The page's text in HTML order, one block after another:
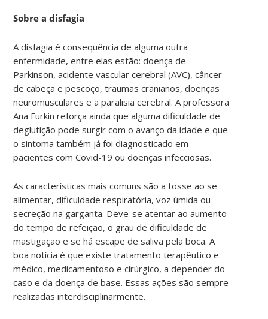
Sobre a disfagia
A disfagia é consequência de alguma outra
enfermidade, entre elas estão: doença de
Parkinson, acidente vascular cerebral (AVC), câncer
de cabeça e pescoço, traumas cranianos, doenças
neuromusculares e a paralisia cerebral. A professora
Ana Furkin reforça ainda que alguma dificuldade de
deglutição pode surgir com o avanço da idade e que
o sintoma também já foi diagnosticado em
pacientes com Covid-19 ou doenças infecciosas.
As características mais comuns são a tosse ao se
alimentar, dificuldade respiratória, voz úmida ou
secreção na garganta. Deve-se atentar ao aumento
do tempo de refeição, o grau de dificuldade de
mastigação e se há escape de saliva pela boca. A
boa notícia é que existe tratamento terapêutico e
médico, medicamentoso e cirúrgico, a depender do
caso e da doença de base. Essas ações são sempre
realizadas interdisciplinarmente.